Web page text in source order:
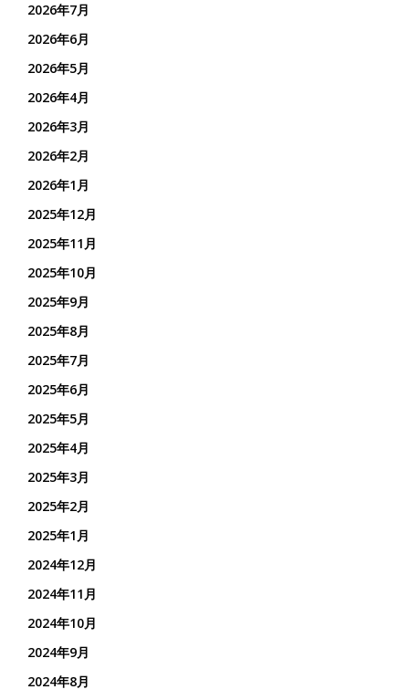
2026年7月
2026年6月
2026年5月
2026年4月
2026年3月
2026年2月
2026年1月
2025年12月
2025年11月
2025年10月
2025年9月
2025年8月
2025年7月
2025年6月
2025年5月
2025年4月
2025年3月
2025年2月
2025年1月
2024年12月
2024年11月
2024年10月
2024年9月
2024年8月